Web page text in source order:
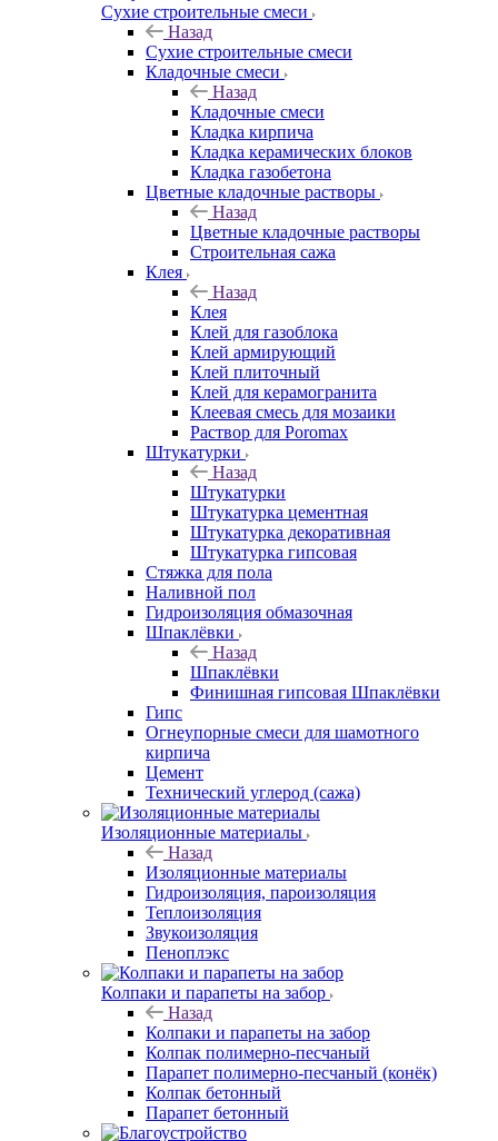
Сухие строительные смеси
Назад
Сухие строительные смеси
Кладочные смеси
Назад
Кладочные смеси
Кладка кирпича
Кладка керамических блоков
Кладка газобетона
Цветные кладочные растворы
Назад
Цветные кладочные растворы
Строительная сажа
Клея
Назад
Клея
Клей для газоблока
Клей армирующий
Клей плиточный
Клей для керамогранита
Клеевая смесь для мозаики
Раствор для Poromax
Штукатурки
Назад
Штукатурки
Штукатурка цементная
Штукатурка декоративная
Штукатурка гипсовая
Стяжка для пола
Наливной пол
Гидроизоляция обмазочная
Шпаклёвки
Назад
Шпаклёвки
Финишная гипсовая Шпаклёвки
Гипс
Огнеупорные смеси для шамотного
кирпича
Цемент
Технический углерод (сажа)
Изоляционные материалы
Назад
Изоляционные материалы
Гидроизоляция, пароизоляция
Теплоизоляция
Звукоизоляция
Пеноплэкс
Колпаки и парапеты на забор
Назад
Колпаки и парапеты на забор
Колпак полимерно-песчаный
Парапет полимерно-песчаный (конёк)
Колпак бетонный
Парапет бетонный